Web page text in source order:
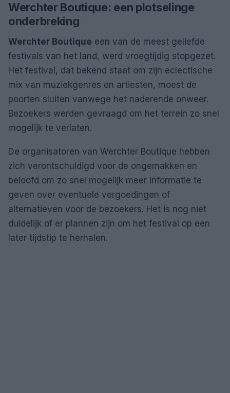
Werchter Boutique: een plotselinge
onderbreking
Werchter Boutique een van de meest geliefde
festivals van het land, werd vroegtijdig stopgezet.
Het festival, dat bekend staat om zijn eclectische
mix van muziekgenres en artiesten, moest de
poorten sluiten vanwege het naderende onweer.
Bezoekers werden gevraagd om het terrein zo snel
mogelijk te verlaten.
De organisatoren van Werchter Boutique hebben
zich verontschuldigd voor de ongemakken en
beloofd om zo snel mogelijk meer informatie te
geven over eventuele vergoedingen of
alternatieven voor de bezoekers. Het is nog niet
duidelijk of er plannen zijn om het festival op een
later tijdstip te herhalen.